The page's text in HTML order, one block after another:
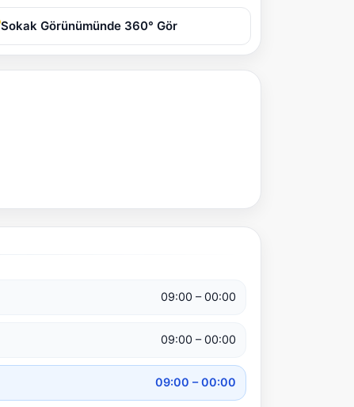
Sokak Görünümünde 360° Gör
09:00 – 00:00
09:00 – 00:00
09:00 – 00:00